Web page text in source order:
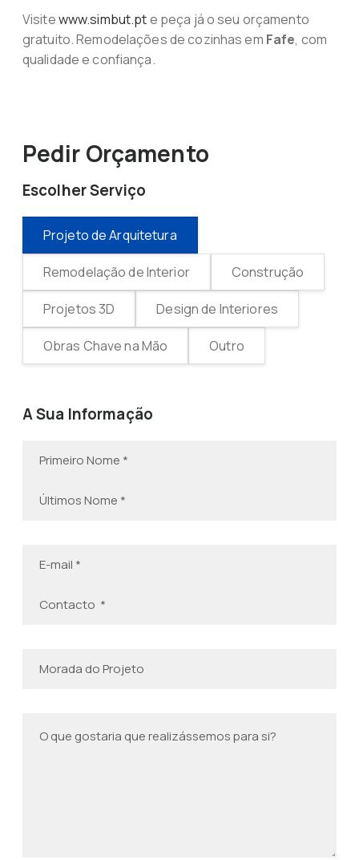
Visitewww.simbut.pte peça já o seu orçamento
gratuito. Remodelações de cozinhas em Fafe, com
qualidade e confiança.
Pedir Orçamento
Escolher Serviço
Projeto de Arquitetura
Remodelação de Interior Construção
Projetos 3D Design de Interiores
Obras Chave na Mão Outro
A Sua Informação